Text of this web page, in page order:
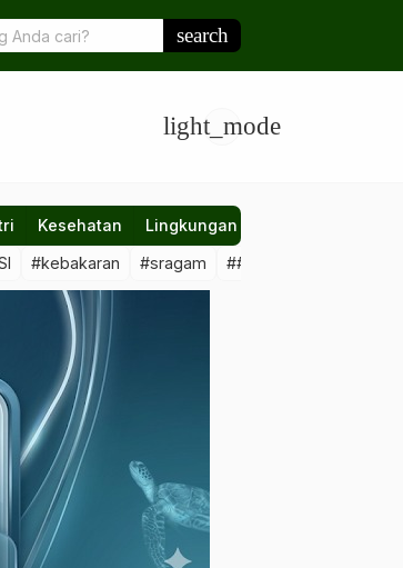
Berpeluang Terserap Lebih Baik di Berau
search
light_mode
Kesehatan Lingkungan
#kebakaran #sragam ##sawit #illegal